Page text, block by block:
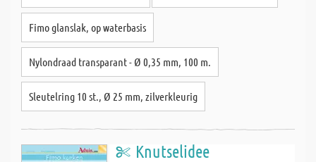
Fimo glanslak, op waterbasis
Nylondraad transparant - Ø 0,35 mm, 100 m.
Sleutelring 10 st., Ø 25 mm, zilverkleurig
Knutselidee